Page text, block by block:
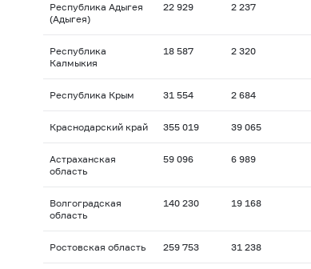
Республика Адыгея
(Адыгея)
22 929 2 237
Республика
Калмыкия
18 587 2 320
Республика Крым 31 554 2 684
Краснодарский край 355 019 39 065
Астраханская
область
59 096 6 989
Волгоградская
область
140 230 19 168
Ростовская область 259 753 31 238